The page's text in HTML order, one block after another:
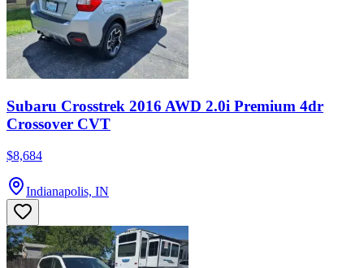
Subaru Crosstrek 2016 AWD 2.0i Premium 4dr
Crossover CVT
$8,684
Indianapolis, IN